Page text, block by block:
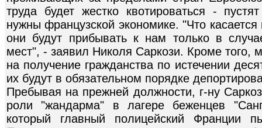
труда будет жестко квотироваться -
нужны французской экономике. "Что
они будут прибывать к нам только в
мест", - заявил Николя Саркози. Кроме того,
на получение гражданства по истечении
их будут в обязательном порядке
Пребывая на прежней должности, г-ну
роли "жандарма" в лагере беженцев
который главный полицейский Франции